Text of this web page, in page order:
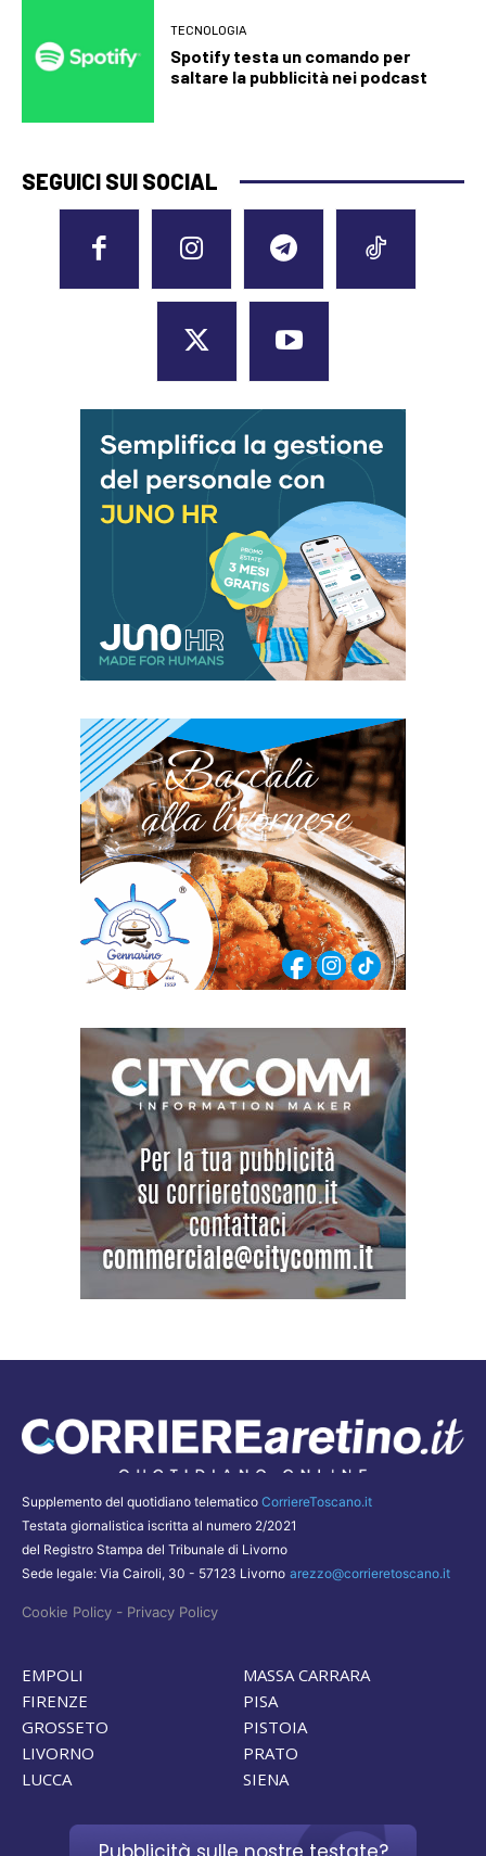
TECNOLOGIA
Spotify testa un comando per
saltare la pubblicità nei podcast
SEGUICI SUI SOCIAL
Supplemento del quotidiano telematico CorriereToscano.it
Testata giornalistica iscritta al numero 2/2021
del Registro Stampa del Tribunale di Livorno
Sede legale: Via Cairoli, 30 - 57123 Livorno arezzo@corrieretoscano.it
Cookie Policy - Privacy Policy
EMPOLI
FIRENZE
GROSSETO
LIVORNO
LUCCA
MASSA CARRARA
PISA
PISTOIA
PRATO
SIENA